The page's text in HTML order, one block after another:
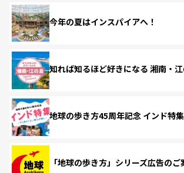
今年の夏はインスパイアへ！
知れば知るほど好きになる 湘南・
地球の歩き方45周年記念 インド特集
「地球の歩き方」シリーズ広告のご